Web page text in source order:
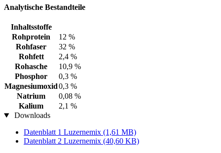
Analytische Bestandteile
Inhaltsstoffe
Rohprotein
12 %
Rohfaser
32 %
Rohfett
2,4 %
Rohasche
10,9 %
Phosphor
0,3 %
Magnesiumoxid0,3 %
Natrium
0,08 %
Kalium
2,1 %
Downloads
Datenblatt 1 Luzernemix (1,61 MB)
Datenblatt 2 Luzernemix (40,60 KB)